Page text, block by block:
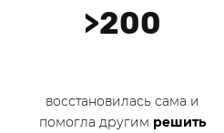
>200
восстановилась сама и
помогла другим решить